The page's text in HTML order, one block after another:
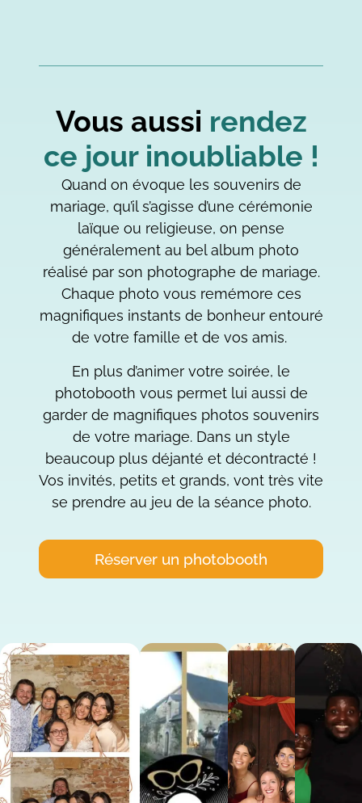
Vous aussi rendez
ce jour inoubliable !
Quand on évoque les souvenirs de
mariage, qu’il s’agisse d’une cérémonie
laïque ou religieuse, on pense
généralement au bel album photo
réalisé par son photographe de mariage.
Chaque photo vous remémore ces
magnifiques instants de bonheur entouré
de votre famille et de vos amis.
En plus d’animer votre soirée, le
photobooth vous permet lui aussi de
garder de magnifiques photos souvenirs
de votre mariage. Dans un style
beaucoup plus déjanté et décontracté !
Vos invités, petits et grands, vont très vite
se prendre au jeu de la séance photo.
Réserver un photobooth